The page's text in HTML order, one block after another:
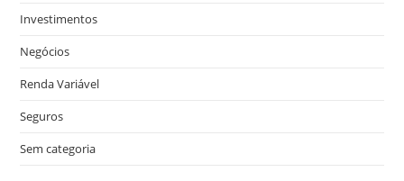
Investimentos
Negócios
Renda Variável
Seguros
Sem categoria